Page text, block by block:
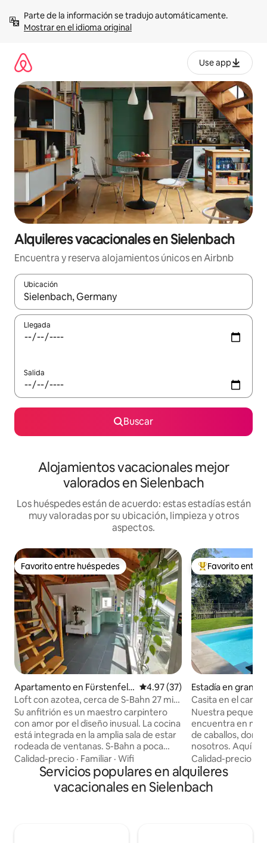
contenidoMostrar en el idioma original
Use app
Alquileres vacacionales en Sielenbach
Encuentra y reserva alojamientos únicos en Airbnb
Ubicación
Cuando los resultados estén disponibles, navega con las
Llegada
Salida
Buscar
Alojamientos vacacionales mejor
valorados en Sielenbach
Los huéspedes están de acuerdo: estas estadías están
muy valoradas por su ubicación, limpieza y otros
aspectos.
Favorito entre huéspedes
Favorito entre huéspedes
Apartamento en Fürstenfeld
bruck
Calificación promedio: 4.97 de
4.97 (37)
Loft con azotea, cerca de S-Bahn 27 min.
en Múnich
Su anfitrión es un maestro carpintero
con amor por el diseño inusual. La cocina
está integrada en la amplia sala de estar
rodeada de ventanas. S-Bahn a poca
distancia, 27 min.München Hbf, Centro
comercial, panaderías, centro cultural,
museo, parque con parque infantil a
poca distancia Cerca de Ammersee,
Calidad-precio · Familiar · Wifi
Favorito entre
Favorito entre
Estadía en granja
ausen
Casita en el
Nuestra pequeña
encuentra en
de caballos,
nosotros. Aquí se
la naturaleza y,
tranquilos
directamente
Calidad-precio
Servicios populares en alquileres
vacacionales en Sielenbach